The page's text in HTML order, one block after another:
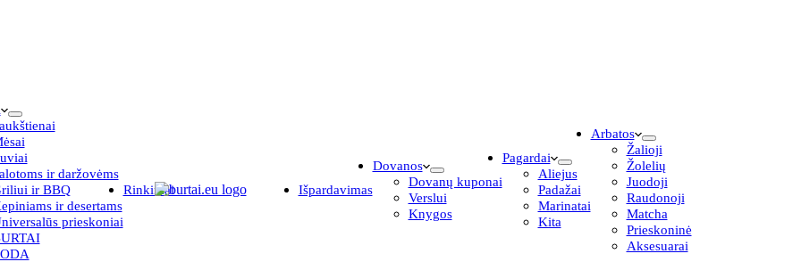
ir daržovėms
ir BBQ
ir desertams
prieskoniai
Rinkiniai Išpardavimas
Dovanos
Dovanų kuponai
Verslui
Knygos
Pagardai
Aliejus
Padažai
Marinatai
Kita
Arbatos
Žalioji
Žolelių
Juodoji
Raudonoji
Matcha
Prieskoninė
Aksesuarai